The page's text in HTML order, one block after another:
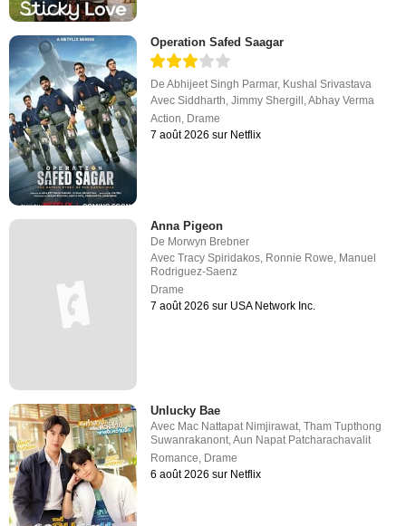
Operation Safed Saagar
DeAbhijeet Singh Parmar, Kushal Srivastava
AvecSiddharth,Jimmy Shergill ,Abhay Verma
Action, Drame
7 août 2026 sur Netflix
Anna Pigeon
De Morwyn Brebner
AvecTracy Spiridakos, Ronnie Rowe, Manuel
Rodriguez-Saenz
Drame
7 août 2026 sur USA Network Inc.
Unlucky Bae
Avec Mac Nattapat Nimjirawat ,Tham Tupthong
Suwanrakanont ,Aun Napat Patcharachavalit
Romance Drame
6 août 2026 sur Netflix